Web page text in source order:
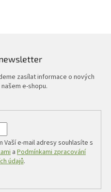
zasílat informace o nových
e-shopu.
Vaší e-mail adresy souhlasíte s
a Podmínkami zpracování
údajů.